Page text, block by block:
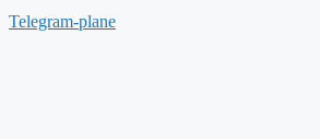
Telegram-plane